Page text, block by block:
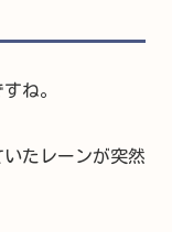
ね。
たレーンが突然